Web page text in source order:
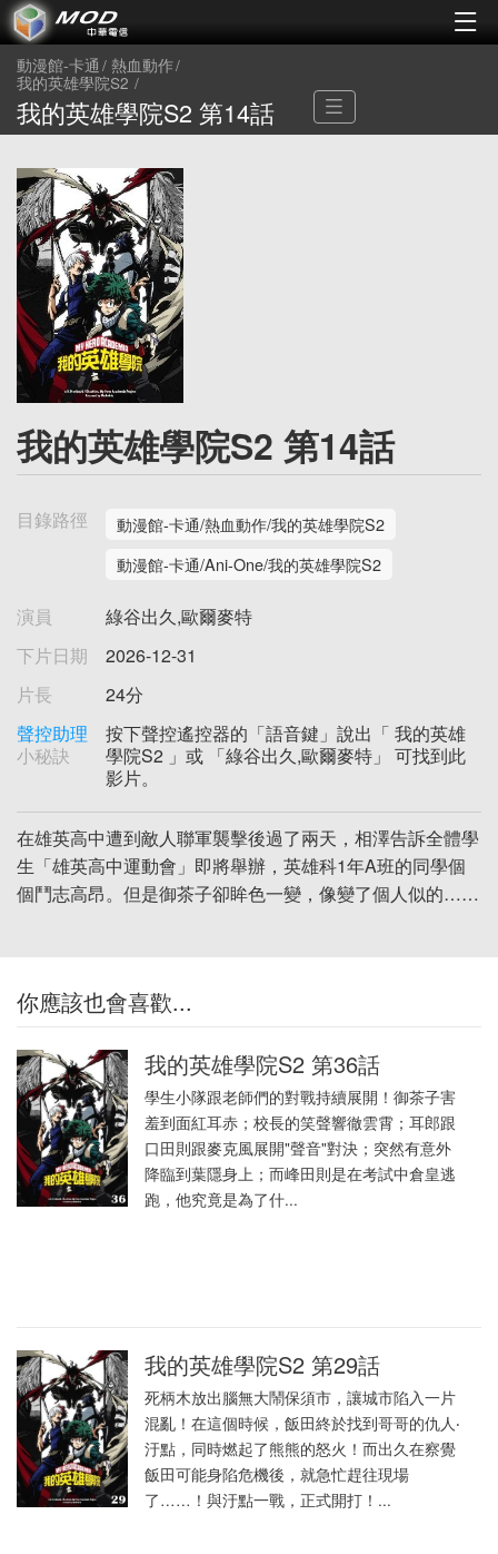
動漫館-卡通
熱血動作
我的英雄學院S2
我的英雄學院S2 第14話
我的英雄學院S2 第14話
目錄路徑
動漫館-卡通/熱血動作/我的英雄學院S2
動漫館-卡通/Ani-One/我的英雄學院S2
演員
綠谷出久,歐爾麥特
下片日期
2026-12-31
片長
24分
聲控助理
小秘訣
按下聲控遙控器的「語音鍵」說出「 我的英雄
學院S2 」或 「綠谷出久,歐爾麥特」 可找到此
影片。
在雄英高中遭到敵人聯軍襲擊後過了兩天，相澤告訴全體學
生「雄英高中運動會」即將舉辦，英雄科1年A班的同學個
個鬥志高昂。但是御茶子卻眸色一變，像變了個人似的……
你應該也會喜歡...
我的英雄學院S2 第36話
學生小隊跟老師們的對戰持續展開！御茶子害
羞到面紅耳赤；校長的笑聲響徹雲霄；耳郎跟
口田則跟麥克風展開"聲音"對決；突然有意外
降臨到葉隱身上；而峰田則是在考試中倉皇逃
跑，他究竟是為了什...
我的英雄學院S2 第29話
死柄木放出腦無大鬧保須市，讓城市陷入一片
混亂！在這個時候，飯田終於找到哥哥的仇人‧
汙點，同時燃起了熊熊的怒火！而出久在察覺
飯田可能身陷危機後，就急忙趕往現場
了……！與汙點一戰，正式開打！...